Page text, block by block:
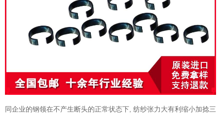
同企业的钢领在不产生断头的正常状态下, 纺纱张力大有利缩小加捻三